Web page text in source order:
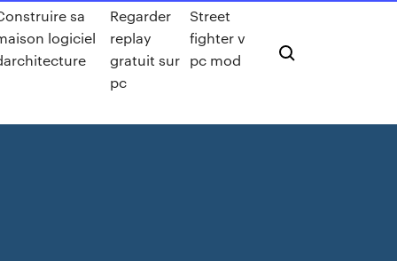
sa
logiciel
Regarder
replay
gratuit sur
pc
Street
fighter v
pc mod